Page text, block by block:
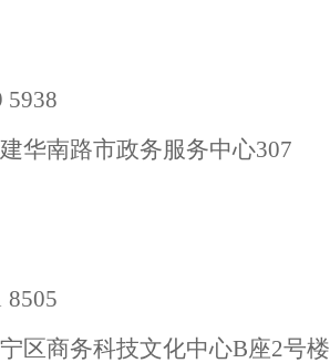
5938
华南路市政务服务中心307
8505
区商务科技文化中心B座2号楼